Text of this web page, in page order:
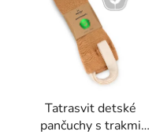
Tatrasvit detské
pančuchy s trakmi